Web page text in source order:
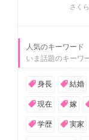
さくら
人気のキーワード
いま話題のキーワ
身長 結婚
現在 嫁
学歴 実家